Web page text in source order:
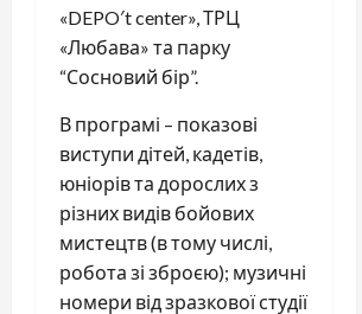
«DEPO′t center», ТРЦ
«Любава» та парку
“Сосновий бір”.
В програмі – показові
виступи дітей, кадетів,
юніорів та дорослих з
різних видів бойових
мистецтв (в тому числі,
робота зі зброєю); музичні
номери від зразкової студії